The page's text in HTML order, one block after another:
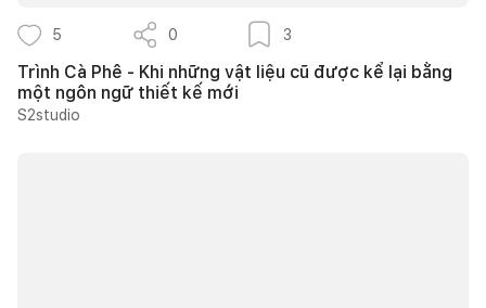
5 0 3
Trình Cà Phê - Khi những vật liệu cũ được kể lại bằng
một ngôn ngữ thiết kế mới
S2studio